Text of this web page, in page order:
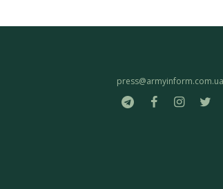
press@armyinform.com.ua